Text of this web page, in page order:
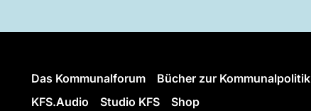
Das Kommunalforum Bücher zur Kommunalpolitik
KFS.Audio
Studio KFS Shop